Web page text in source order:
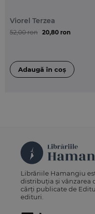
Viorel Terzea
52,00 ron 20,80 ron
Librăriile Hamangiu
distribuția și vânzarea
cărți publicate de
edituri.